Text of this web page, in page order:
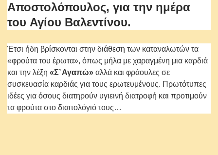
Αποστολόπουλος, για την ημέρα
του Αγίου Βαλεντίνου.
Έτσι ήδη βρίσκονται στην διάθεση των καταναλωτών τα
«φρούτα του έρωτα», όπως μήλα με χαραγμένη μια καρδιά
και την λέξη «Σ’ Αγαπώ» αλλά και φράουλες σε
συσκευασία καρδιάς για τους ερωτευμένους. Πρωτότυπες
ιδέες για όσους διατηρούν υγιεινή διατροφή και προτιμούν
τα φρούτα στο διαιτολόγιό τους…